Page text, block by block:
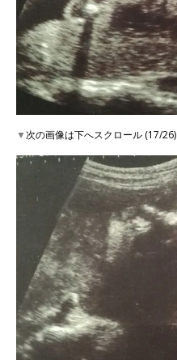
▼次の画像は下へスクロール (17/26)